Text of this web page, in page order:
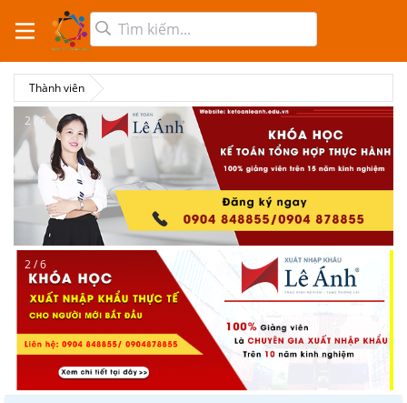
Thành viên
2 / 6
2 / 6